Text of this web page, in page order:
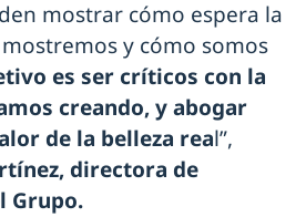
mostrar cómo espera la
y cómo somos
es ser críticos con la
creando, y abogar
de la belleza real”,
directora de
Grupo.